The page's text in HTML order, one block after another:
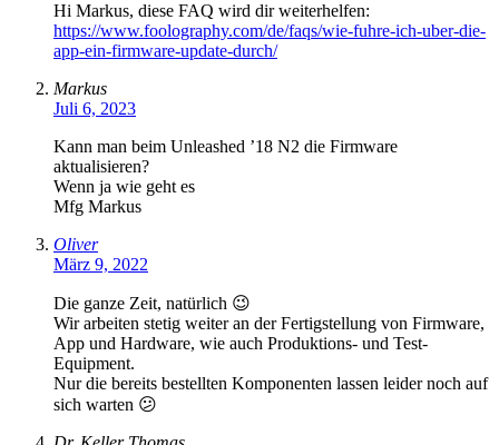
Hi Markus, diese FAQ wird dir weiterhelfen:
https://www.foolography.com/de/faqs/wie-fuhre-ich-uber-die-
app-ein-firmware-update-durch/
Markus
Juli 6, 2023
Kann man beim Unleashed ’18 N2 die Firmware
aktualisieren?
Wenn ja wie geht es
Mfg Markus
Oliver
März 9, 2022
Die ganze Zeit, natürlich 😉
Wir arbeiten stetig weiter an der Fertigstellung von Firmware,
App und Hardware, wie auch Produktions- und Test-
Equipment.
Nur die bereits bestellten Komponenten lassen leider noch auf
sich warten 😕